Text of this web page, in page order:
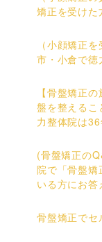
矯正を受けた
（小顔矯正
市・小倉で
【骨盤矯正
盤を整えるこ
力整体院は36
(骨盤矯正の
院で「骨盤矯
いる方にお答
骨盤矯正で